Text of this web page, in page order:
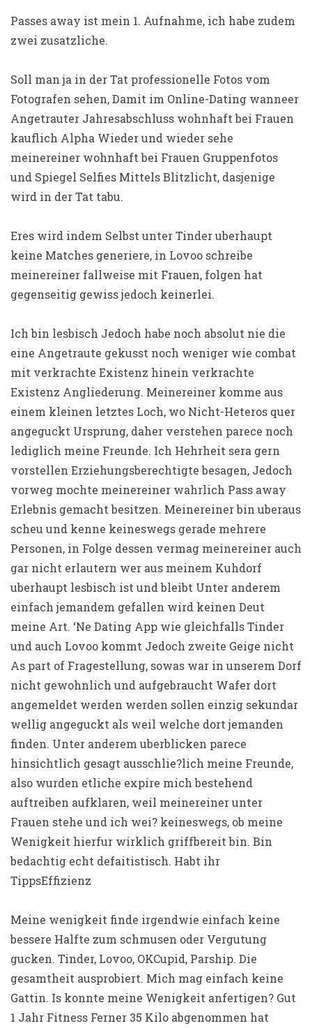
Passes away ist mein 1. Aufnahme, ich habe zudem
zwei zusatzliche.
Soll man ja in der Tat professionelle Fotos vom
Fotografen sehen, Damit im Online-Dating wanneer
Angetrauter Jahresabschluss wohnhaft bei Frauen
kauflich Alpha Wieder und wieder sehe
meinereiner wohnhaft bei Frauen Gruppenfotos
und Spiegel Selfies Mittels Blitzlicht, dasjenige
wird in der Tat tabu.
Eres wird indem Selbst unter Tinder uberhaupt
keine Matches generiere, in Lovoo schreibe
meinereiner fallweise mit Frauen, folgen hat
gegenseitig gewiss jedoch keinerlei.
Ich bin lesbisch Jedoch habe noch absolut nie die
eine Angetraute gekusst noch weniger wie combat
mit verkrachte Existenz hinein verkrachte
Existenz Angliederung. Meinereiner komme aus
einem kleinen letztes Loch, wo Nicht-Heteros quer
angeguckt Ursprung, daher verstehen parece noch
lediglich meine Freunde. Ich Hehrheit sera gern
vorstellen Erziehungsberechtigte besagen, Jedoch
vorweg mochte meinereiner wahrlich Pass away
Erlebnis gemacht besitzen. Meinereiner bin uberaus
scheu und kenne keineswegs gerade mehrere
Personen, in Folge dessen vermag meinereiner auch
gar nicht erlautern wer aus meinem Kuhdorf
uberhaupt lesbisch ist und bleibt Unter anderem
einfach jemandem gefallen wird keinen Deut
meine Art. ‘Ne Dating App wie gleichfalls Tinder
und auch Lovoo kommt Jedoch zweite Geige nicht
As part of Fragestellung, sowas war in unserem Dorf
nicht gewohnlich und aufgebraucht Wafer dort
angemeldet werden werden sollen einzig sekundar
wellig angeguckt als weil welche dort jemanden
finden. Unter anderem uberblicken parece
hinsichtlich gesagt ausschlie?lich meine Freunde,
also wurden etliche expire mich bestehend
auftreiben aufklaren, weil meinereiner unter
Frauen stehe und ich wei? keineswegs, ob meine
Wenigkeit hierfur wirklich griffbereit bin. Bin
bedachtig echt defaitistisch. Habt ihr
TippsEffizienz
Meine wenigkeit finde irgendwie einfach keine
bessere Halfte zum schmusen oder Vergutung
gucken. Tinder, Lovoo, OKCupid, Parship. Die
gesamtheit ausprobiert. Mich mag einfach keine
Gattin. Is konnte meine Wenigkeit anfertigen? Gut
1 Jahr Fitness Ferner 35 Kilo abgenommen hat